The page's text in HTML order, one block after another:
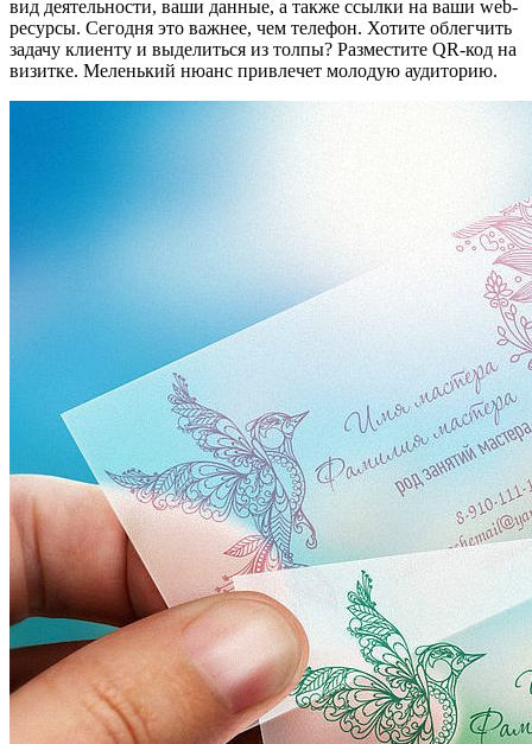
вид деятельности, ваши данные, а также ссылки на ваши web-
ресурсы. Сегодня это важнее, чем телефон. Хотите облегчить
задачу клиенту и выделиться из толпы? Разместите QR-код на
визитке. Меленький нюанс привлечет молодую аудиторию.